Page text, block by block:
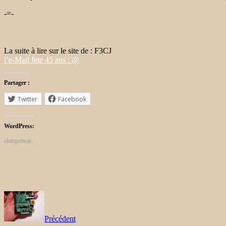
-=-
La suite à lire sur le site de : F3CJ
l’e-Mail fete 45 ans : @
Partager :
Twitter Facebook
WordPress:
chargement…
Précédent